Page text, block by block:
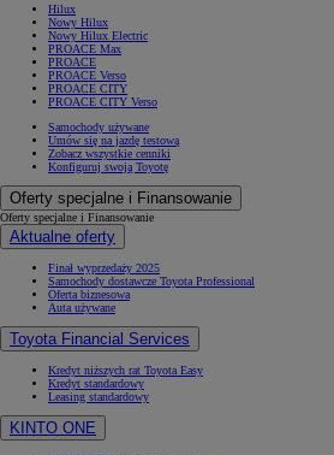
Hilux
Nowy Hilux
Nowy Hilux Electric
PROACE Max
PROACE
PROACE Verso
PROACE CITY
PROACE CITY Verso
Samochody używane
Umów się na jazdę testową
Zobacz wszystkie cenniki
Konfiguruj swoją Toyotę
Oferty specjalne i Finansowanie
Oferty specjalne i Finansowanie
Aktualne oferty
Finał wyprzedaży 2025
Samochody dostawcze Toyota Professional
Oferta biznesowa
Auta używane
Toyota Financial Services
Kredyt niższych rat Toyota Easy
Kredyt standardowy
Leasing standardowy
KINTO ONE